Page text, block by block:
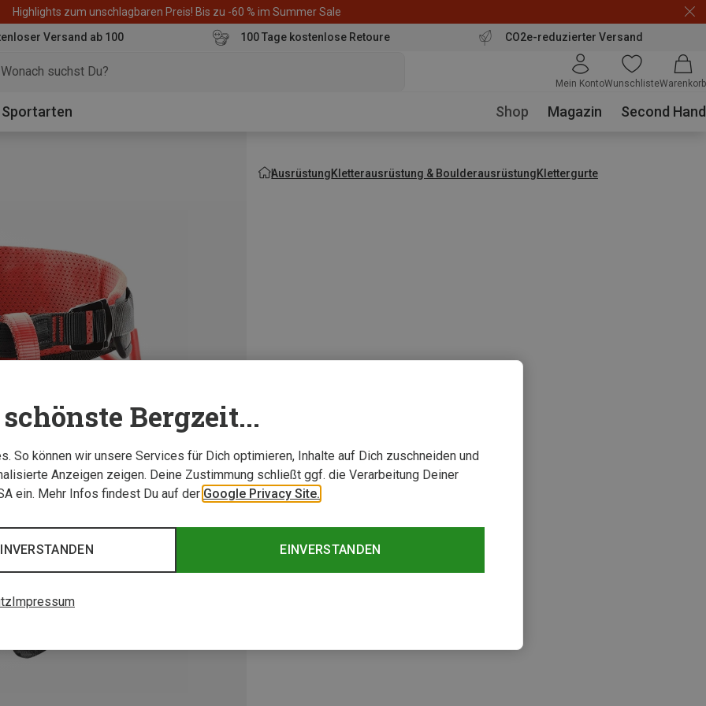
Highlights zum unschlagbaren Preis! Bis zu -60 % im Summer Sale
Versand ab 100
100 Tage kostenlose Retoure CO2e-reduzierter Versand
Mein KontoWunschlisteWarenkorb
Sportarten Shop Magazin Second Hand
AusrüstungKletterausrüstung & BoulderausrüstungKlettergurte
Bergzeit...
So können wir unsere Services für Dich optimieren, Inhalte auf Dich zuschneiden und
Anzeigen zeigen. Deine Zustimmung schließt ggf. die Verarbeitung Deiner
ein. Mehr Infos findest Du auf der Google Privacy Site.
EINVERSTANDEN
Impressum